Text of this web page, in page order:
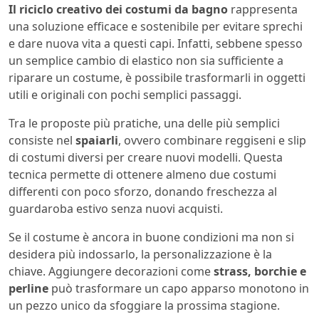
Il riciclo creativo dei costumi da bagno rappresenta
una soluzione efficace e sostenibile per evitare sprechi
e dare nuova vita a questi capi. Infatti, sebbene spesso
un semplice cambio di elastico non sia sufficiente a
riparare un costume, è possibile trasformarli in oggetti
utili e originali con pochi semplici passaggi.
Tra le proposte più pratiche, una delle più semplici
consiste nel spaiarli, ovvero combinare reggiseni e slip
di costumi diversi per creare nuovi modelli. Questa
tecnica permette di ottenere almeno due costumi
differenti con poco sforzo, donando freschezza al
guardaroba estivo senza nuovi acquisti.
Se il costume è ancora in buone condizioni ma non si
desidera più indossarlo, la personalizzazione è la
chiave. Aggiungere decorazioni comestrass, borchie e
perline può trasformare un capo apparso monotono in
un pezzo unico da sfoggiare la prossima stagione.